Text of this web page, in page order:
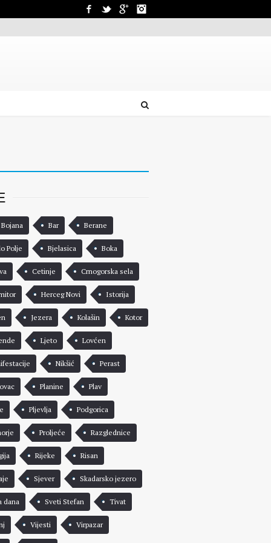
Facebook
TwitterGoogle+
Bar Berane
Polje Bjelasica Boka
Cetinje Crnogorska sela
Herceg Novi Istorija
Jezera Kolašin Kotor
Ljeto Lovćen
Nikšić Perast
Planine Plav
Pljevlja Podgorica
Proljeće Razglednice
Rijeke Risan
Sjever Skadarsko jezero
dana Sveti Stefan Tivat
Vijesti Virpazar